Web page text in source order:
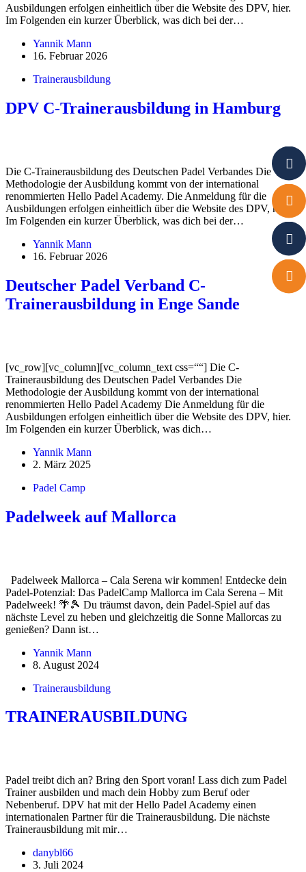
Ausbildungen erfolgen einheitlich über die Website des DPV, hier.
Im Folgenden ein kurzer Überblick, was dich bei der…
Yannik Mann
16. Februar 2026
Trainerausbildung
DPV C-Trainerausbildung in Hamburg
Die C-Trainerausbildung des Deutschen Padel Verbandes Die
Methodologie der Ausbildung kommt von der international
renommierten Hello Padel Academy. Die Anmeldung für die
Ausbildungen erfolgen einheitlich über die Website des DPV, hier.
Im Folgenden ein kurzer Überblick, was dich bei der…
Yannik Mann
16. Februar 2026
Deutscher Padel Verband C-
Trainerausbildung in Enge Sande
[vc_row][vc_column][vc_column_text css=““] Die C-
Trainerausbildung des Deutschen Padel Verbandes Die
Methodologie der Ausbildung kommt von der international
renommierten Hello Padel Academy Die Anmeldung für die
Ausbildungen erfolgen einheitlich über die Website des DPV, hier.
Im Folgenden ein kurzer Überblick, was dich…
Yannik Mann
2. März 2025
Padel Camp
Padelweek auf Mallorca
Padelweek Mallorca – Cala Serena wir kommen! Entdecke dein
Padel-Potenzial: Das PadelCamp Mallorca im Cala Serena – Mit
Padelweek! 🌴🎾 Du träumst davon, dein Padel-Spiel auf das
nächste Level zu heben und gleichzeitig die Sonne Mallorcas zu
genießen? Dann ist…
Yannik Mann
8. August 2024
Trainerausbildung
TRAINERAUSBILDUNG
Padel treibt dich an? Bring den Sport voran! Lass dich zum Padel
Trainer ausbilden und mach dein Hobby zum Beruf oder
Nebenberuf. DPV hat mit der Hello Padel Academy einen
internationalen Partner für die Trainerausbildung. Die nächste
Trainerausbildung mit mir…
danybl66
3. Juli 2024